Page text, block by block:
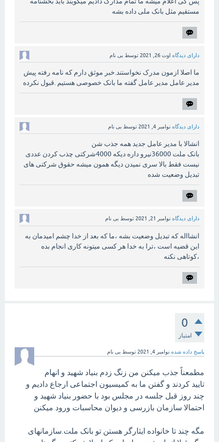
مستقیم مثل بانک ملی داده بشه
دارای دیدگاه اوت 26, 2021 توسط بی نام
ما اصلا ازمون مدرک نخواستند.خبر موثق دارم که نامه رفته پیش
مدیر عامل مدیر عامل گفته ما بانک خصوصی هستیم .قبول نکرده
دارای دیدگاه نوامبر 4, 2021 توسط بی نام
انشالا با مدیر عامل جدید همه جذب شن
بانک ملت 36000نیرو داره دیکه 4000شرکتی چذب کردن عددی
نیست فقط بالا سری نمیدن دیگه همون میشه حقوق شرکتی های
تبدیل وضعیت شده
دارای دیدگاه نوامبر 21, 2021 توسط بی نام
انشااله که تبدیل وضعیت بشه ،ما که بعد از خدا چشم امیدمان به
این قضیه است ،ترا به خدا هر کسی میتونه کاری انجام بده
،کوتاهی نکنه
0
امتیاز
پاسخ داده شده نوامبر 4, 2021 توسط بی نام
مطمعناً جذب میکنن من زنگ زدم بنیاد شهید و انهام
تایید کردند و گفتن ما به کمیسیون اجتماعی ارجاع دادیم و
چند روز قبل جلسه در مجلس بود با حضور بنیاد شهید و
احتمالا سازمان بازرسی و دیوان محاسبات ورود میکنن
مگه چند تا خانواده ایثارگر هستن تو بانک ملت.سازمانهای